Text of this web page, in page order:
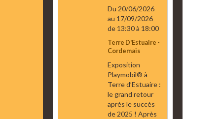
Du 20/06/2026
au 17/09/2026
de 13:30à 18:00
Terre D'Estuaire -
Cordemais
Exposition
Playmobil® à
Terre d’Estuaire :
le grand retour
après le succès
de 2025 ! Après